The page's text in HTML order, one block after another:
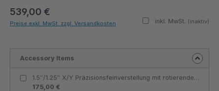
539,00 €
inkl. MwSt. (inaktiv)
Preise exkl. MwSt. zzgl. Versandkosten
Accessory Items
1.5″/1.25″ X/Y Präzisionsfeinverstellung mit rotierender Bühne, 3,25″x4,25″, Metall - Dino-Lite
175,00 €